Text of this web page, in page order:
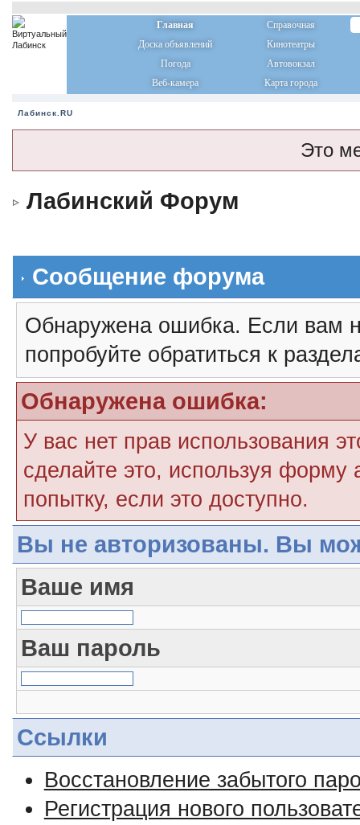
Главная
Справочная
Доска объявлений
Кинотеатры
Погода
Автовокзал
Веб-камера
Карта города
Лабинск.RU
Это
Лабинский Форум
Сообщение форума
Обнаружена ошибка. Если вам
попробуйте обратиться к
Обнаружена ошибка:
У вас нет прав использования
сделайте это, используя форму
попытку, если это доступно.
Вы не авторизованы. Вы
Ваше имя
Ваш пароль
Ссылки
Восстановление забытого
Регистрация нового